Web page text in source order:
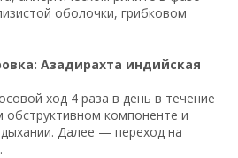
оболочки, грибковом
Азадирахта индийская
ход 4 раза в день в течение
компоненте и
Далее — переход на